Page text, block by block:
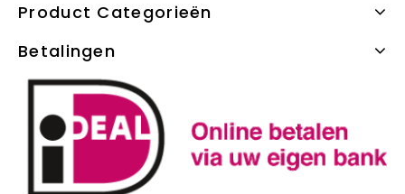
Product Categorieën
Betalingen